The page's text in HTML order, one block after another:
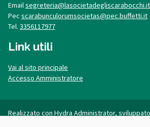
Emailsegreteria@lasocietadegliscarabocchi.it
Pec scarabunculorumsocietas@pec.buffetti.it
Tel. 3356117977
Link utili
Vai al sito principale
Accesso Amministratore
Realizzato con Hydra Administrator,